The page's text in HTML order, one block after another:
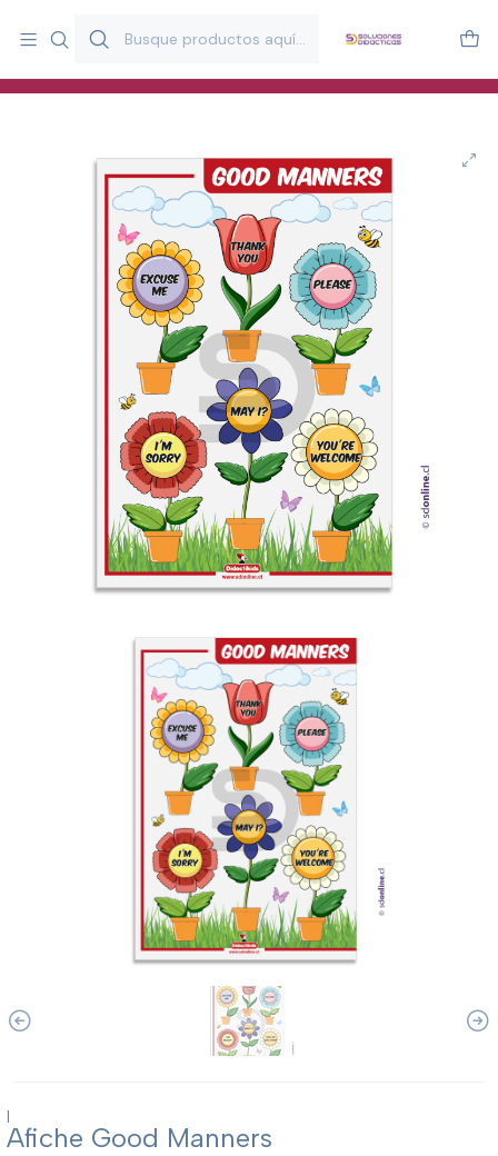
y estimulación infantil en Chile.
Especialistas en recursos educativos para aulas, terapeutas y
|
Afiche Good Manners